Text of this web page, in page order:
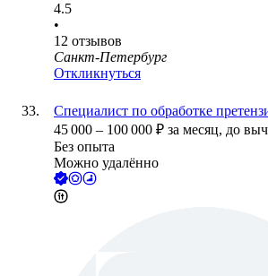
4.5
•
12 отзывов
Санкт-Петербург
Откликнуться
Специалист по обработке
45 000 – 100 000 ₽ за месяц, до
Без опыта
Можно удалённо